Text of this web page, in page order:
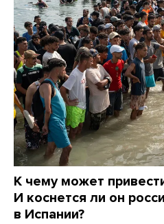
К чему может
И коснется ли он
в Испании?